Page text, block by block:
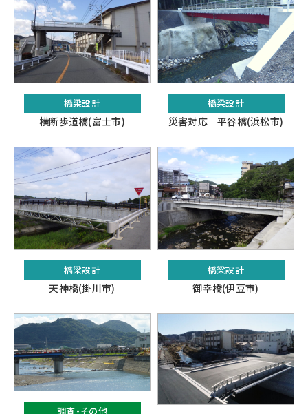
橋梁設計
横断歩道橋(富士市)
橋梁設計
災害対応 平谷橋(浜松市)
橋梁設計
天神橋(掛川市)
橋梁設計
御幸橋(伊豆市)
調査・その他